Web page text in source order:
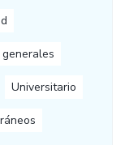
Universitario